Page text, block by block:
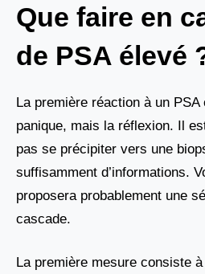
Que faire en
de PSA élevé
La première réaction à un PSA
panique, mais la réflexion. Il
pas se précipiter vers une
suffisamment d’informations.
proposera probablement une
cascade.
La première mesure consiste